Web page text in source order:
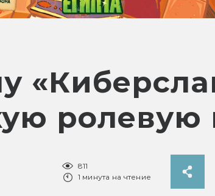
ролевую
811
1 минута на чтение